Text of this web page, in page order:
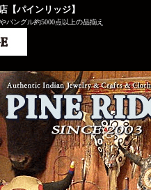
【パインリッジ】
バングル約5000点以上の品揃え